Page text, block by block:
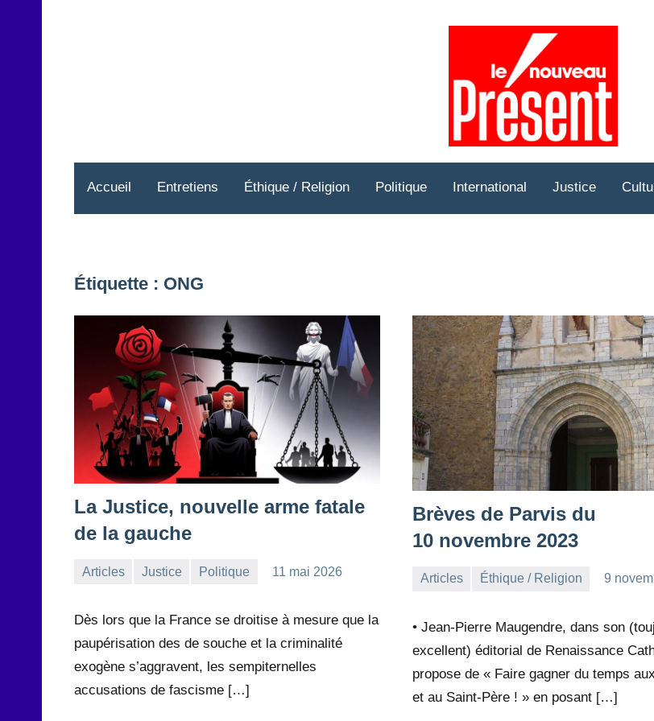
Accueil Entretiens Éthique / Religion Politique International Justice
Étiquette : ONG
La Justice, nouvelle arme fatale
de la gauche
Articles Justice Politique
11 mai 2026
Dès lors que la France se droitise à mesure que la
paupérisation des de souche et la criminalité
exogène s’aggravent, les sempiternelles
accusations de fascisme […]
Brèves de Parvis du
10 novembre 2023
Articles Éthique / Religion
9
• Jean-Pierre Maugendre, dans son
excellent) éditorial de Renaissance
propose de « Faire gagner du temps
et au Saint-Père ! » en posant […]